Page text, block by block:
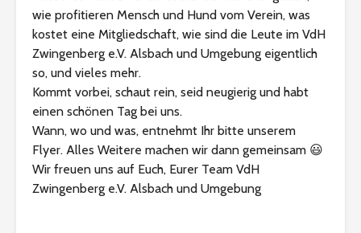
wie profitieren Mensch und Hund vom Verein, was
kostet eine Mitgliedschaft, wie sind die Leute im VdH
Zwingenberg e.V. Alsbach und Umgebung eigentlich
so, und vieles mehr.
Kommt vorbei, schaut rein, seid neugierig und habt
einen schönen Tag bei uns.
Wann, wo und was, entnehmt Ihr bitte unserem
Flyer. Alles Weitere machen wir dann gemeinsam 😃
Wir freuen uns auf Euch, Eurer Team VdH
Zwingenberg e.V. Alsbach und Umgebung